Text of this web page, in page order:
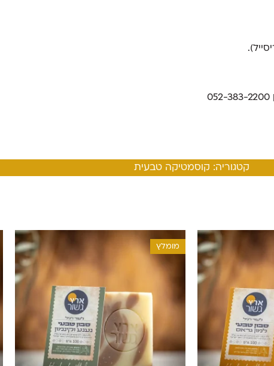
קטגוריה: קוסמטיקה טבעית
מומלץ